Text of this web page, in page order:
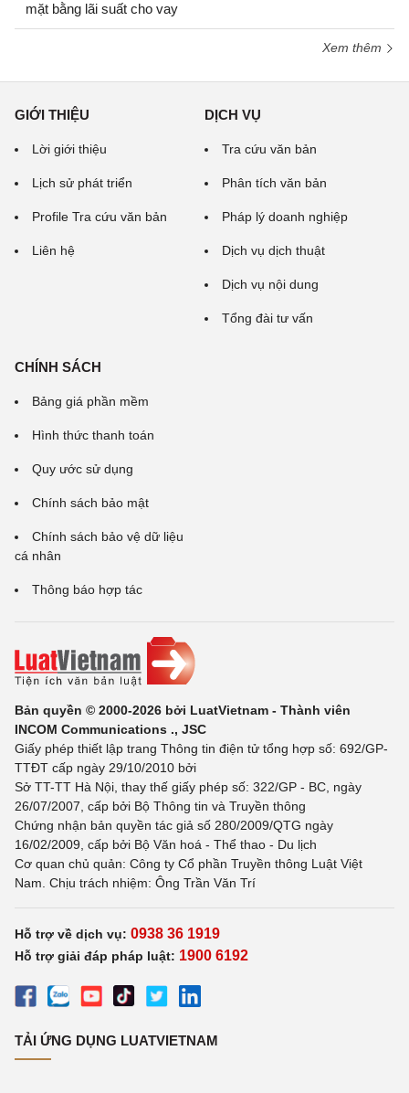
mặt bằng lãi suất cho vay
Xem thêm
GIỚI THIỆU
Lời giới thiệu
Lịch sử phát triển
Profile Tra cứu văn bản
Liên hệ
DỊCH VỤ
Tra cứu văn bản
Phân tích văn bản
Pháp lý doanh nghiệp
Dịch vụ dịch thuật
Dịch vụ nội dung
Tổng đài tư vấn
CHÍNH SÁCH
Bảng giá phần mềm
Hình thức thanh toán
Quy ước sử dụng
Chính sách bảo mật
Chính sách bảo vệ dữ liệu
cá nhân
Thông báo hợp tác
Bản quyền © 2000-2026 bởi LuatVietnam - Thành viên
INCOM Communications ., JSC
Giấy phép thiết lập trang Thông tin điện tử tổng hợp số: 692/GP-
TTĐT cấp ngày 29/10/2010 bởi
Sở TT-TT Hà Nội, thay thế giấy phép số: 322/GP - BC, ngày
26/07/2007, cấp bởi Bộ Thông tin và Truyền thông
Chứng nhận bản quyền tác giả số 280/2009/QTG ngày
16/02/2009, cấp bởi Bộ Văn hoá - Thể thao - Du lịch
Cơ quan chủ quản: Công ty Cổ phần Truyền thông Luật Việt
Nam. Chịu trách nhiệm: Ông Trần Văn Trí
Hỗ trợ về dịch vụ: 0938 36 1919
Hỗ trợ giải đáp pháp luật: 1900 6192
TẢI ỨNG DỤNG LUATVIETNAM